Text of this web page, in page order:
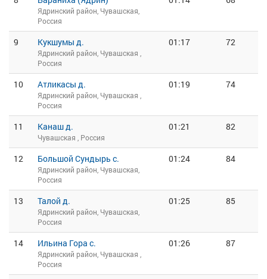
Ядринский район, Чувашская,
Россия
9 Кукшумы д.
Ядринский район, Чувашская ,
Россия
01:17 72
10 Атликасы д.
Ядринский район, Чувашская ,
Россия
01:19 74
11 Канаш д.
Чувашская , Россия
01:21 82
12 Большой Сундырь с.
Ядринский район, Чувашская,
Россия
01:24 84
13 Талой д.
Ядринский район, Чувашская,
Россия
01:25 85
14 Ильина Гора с.
Ядринский район, Чувашская ,
Россия
01:26 87